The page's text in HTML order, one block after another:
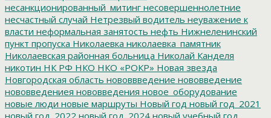
несанкционированный_митинг несовершеннолетние
несчастный случай Нетрезвый водитель неуважение к
власти неформальная занятость нефть Нижнеленинский
пункт пропуска Николаевка николаевка_памятник
Николаевская районная больница Николай Канделя
никотин НК РФ НКО НКО «РОКР» Новая звезда
Новгородская область нововвведение нововведение
нововведениея нововведения новое_оборудование
новые люди новые маршруты Новый год новый год_2021